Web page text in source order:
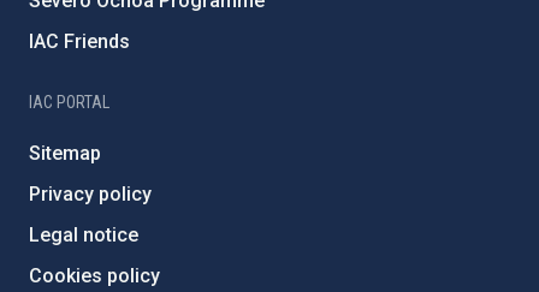
IAC Friends
IAC PORTAL
Sitemap
Privacy policy
Legal notice
Cookies policy